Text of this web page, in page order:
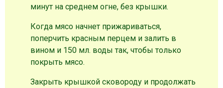
минут на среднем огне, без крышки.
Когда мясо начнет прижариваться,
поперчить красным перцем и залить в
вином и 150 мл. воды так, чтобы только
покрыть мясо.
Закрыть крышкой сковороду и продолжать